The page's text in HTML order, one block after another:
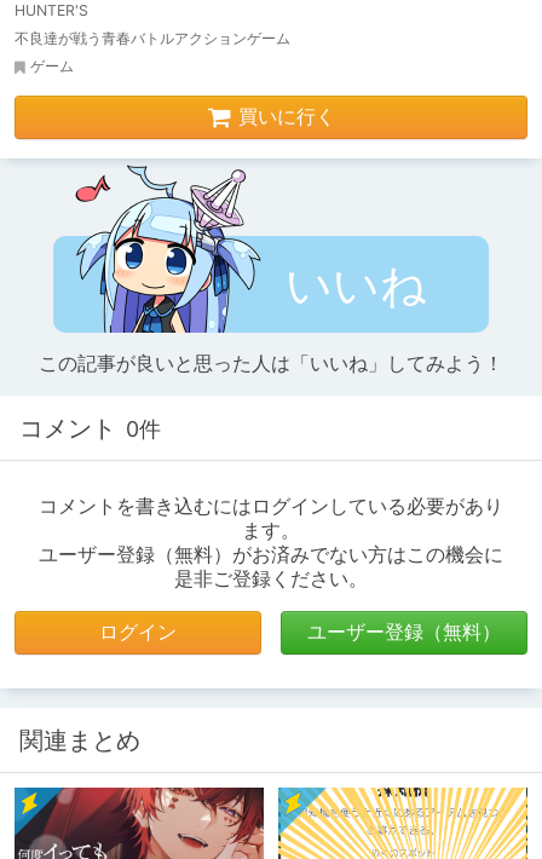
HUNTER'S
不良達が戦う青春バトルアクションゲーム
ゲーム
買いに行く
いいね
この記事が良いと思った人は「いいね」してみよう！
コメント 0件
コメントを書き込むにはログインしている必要があり
ます。
ユーザー登録（無料）がお済みでない方はこの機会に
是非ご登録ください。
ログイン ユーザー登録（無料）
関連まとめ